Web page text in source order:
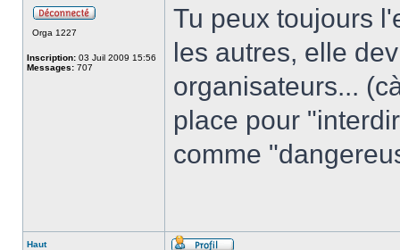
Orga 1227
Inscription: 03 Juil 2009 15:56
Messages: 707
Tu peux toujours
les autres, elle
organisateurs...
place pour
comme
Haut